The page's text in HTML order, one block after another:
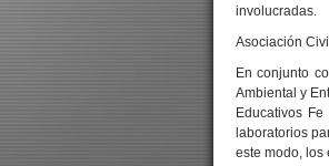
involucradas.
Asociación
En conjunto
Ambiental y
Educativos
laboratorios
este modo, los